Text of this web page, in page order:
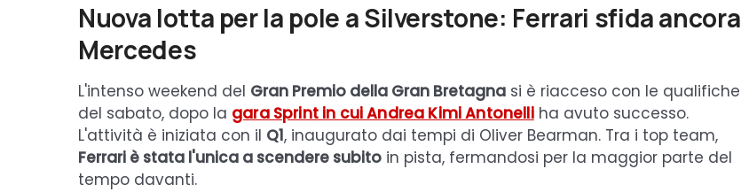
Nuova lotta per la pole a Silverstone: Ferrari sfida ancora
Mercedes
L'intenso weekend del Gran Premio della Gran Bretagna si è riacceso con le qualifiche
del sabato, dopo la gara Sprintin cui Andrea Kimi Antonelliha avuto successo.
L'attività è iniziata con il Q1, inaugurato dai tempi di Oliver Bearman. Tra i top team,
Ferrari è stata l'unica a scendere subito in pista, fermandosi per la maggior parte del
tempo davanti.